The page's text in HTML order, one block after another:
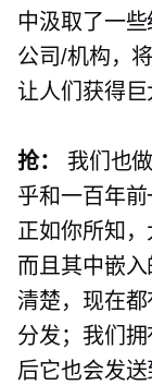
中汲取了一
公司/机构，
让人们获得巨
抢：
我们也
乎和一百年前
正如你所知，
而且其中嵌
清楚，现在
分发；我们
后它也会发